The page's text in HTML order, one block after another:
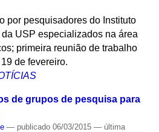
por pesquisadores do Instituto
USP especializados na área
primeira reunião de trabalho
de fevereiro.
de grupos de pesquisa para
— publicado06/03/2015 — última